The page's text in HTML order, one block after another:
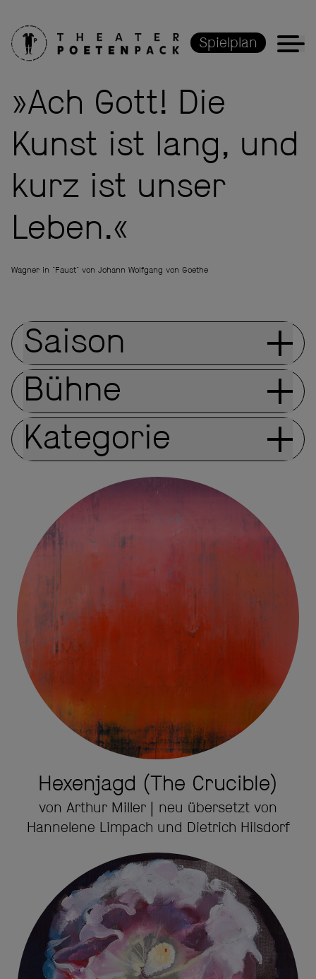
Spielplan
»Ach Gott! Die
Kunst ist lang, und
kurz ist unser
Leben.«
Wagner in "Faust" von Johann Wolfgang von Goethe
Saison
Bühne
Kategorie
Hexenjagd (The Crucible)
von Arthur Miller | neu übersetzt von
Hannelene Limpach und Dietrich Hilsdorf